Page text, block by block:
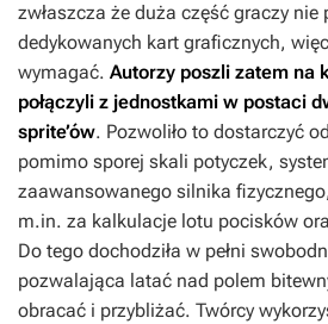
zwłaszcza że duża część graczy nie
dedykowanych kart graficznych,
wymagać. Autorzy poszli zatem na
połączyli z jednostkami w postaci
sprite’ów. Pozwoliło to dostarczyć
pomimo sporej skali potyczek,
zaawansowanego silnika
m.in. za kalkulacje lotu pocisków
Do tego dochodziła w pełni
pozwalająca latać nad polem
obracać i przybliżać. Twórcy